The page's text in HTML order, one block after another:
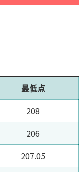
最低点
208
206
207.05